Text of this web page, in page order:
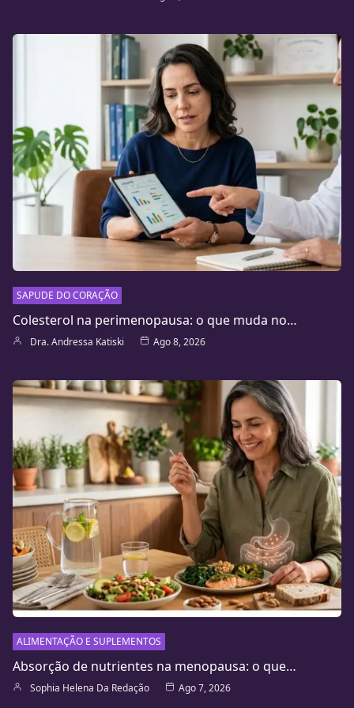
SAPUDE DO CORAÇÃO
Colesterol na perimenopausa: o que muda no…
Dra. Andressa Katiski Ago 8, 2026
ALIMENTAÇÃO E SUPLEMENTOS
Absorção de nutrientes na menopausa: o que…
Sophia Helena Da Redação Ago 7, 2026